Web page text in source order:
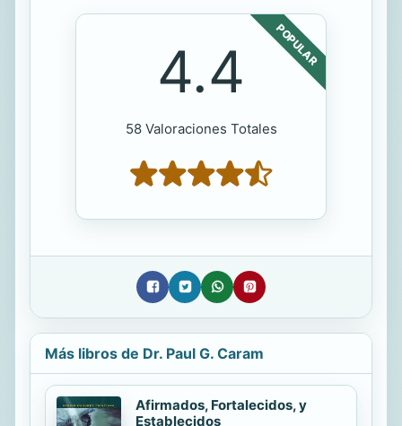
POPULAR
4.4
58 Valoraciones Totales
Más libros de Dr. Paul G. Caram
Afirmados, Fortalecidos, y
Establecidos